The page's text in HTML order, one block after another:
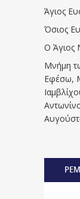
Άγιος
Όσιος
Ο Άγιος
Μνήμη
Eφέσω,